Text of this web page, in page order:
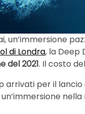
un’immersione
di Londra, la Deep
del 2021. Il costo
arrivati per il